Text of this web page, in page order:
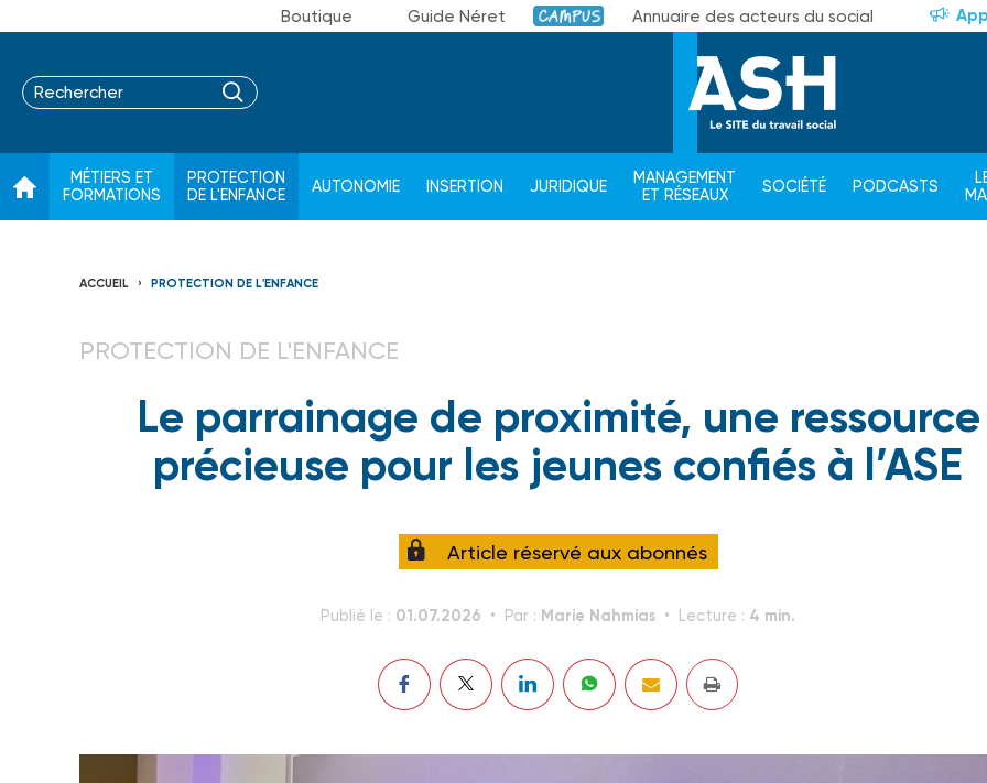
Boutique Guide Néret Campus Annuaire des acteurs du social
MÉTIERS ET
FORMATIONS
PROTECTION
DE L'ENFANCE
AUTONOMIE INSERTION JURIDIQUE
MANAGEMENT
ET RÉSEAUX
SOCIÉTÉ PODCASTS
ACCUEIL PROTECTION DE L'ENFANCE
PROTECTION DE L'ENFANCE
Le parrainage de proximité, une ressource
précieuse pour les jeunes confiés à l’ASE
Article réservé aux abonnés
Publié le : 01.07.2026 Par : Marie Nahmias Lecture : 4 min.